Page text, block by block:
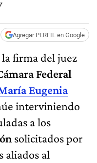
Agregar PERFIL en Google
firma del juez
Federal
Eugenia
interviniendo
a los
solicitados por
aliados al